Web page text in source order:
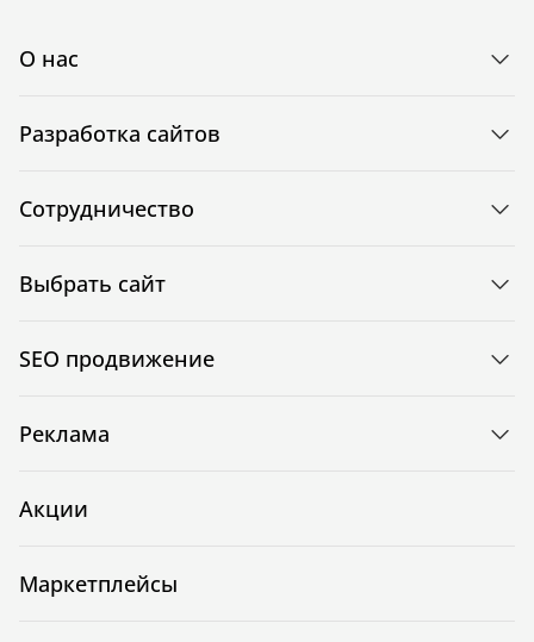
О нас
Разработка сайтов
Сотрудничество
Выбрать сайт
SEO продвижение
Реклама
Акции
Маркетплейсы